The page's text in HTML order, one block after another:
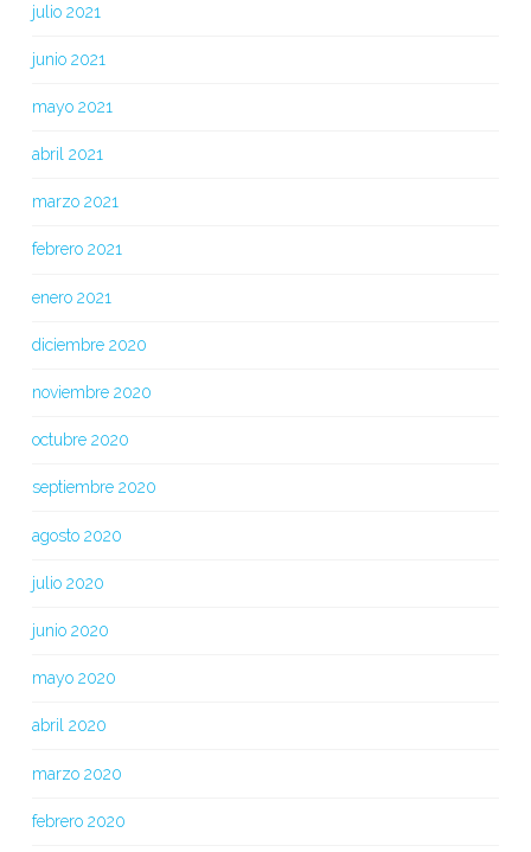
julio 2021
junio 2021
mayo 2021
abril 2021
marzo 2021
febrero 2021
enero 2021
diciembre 2020
noviembre 2020
octubre 2020
septiembre 2020
agosto 2020
julio 2020
junio 2020
mayo 2020
abril 2020
marzo 2020
febrero 2020